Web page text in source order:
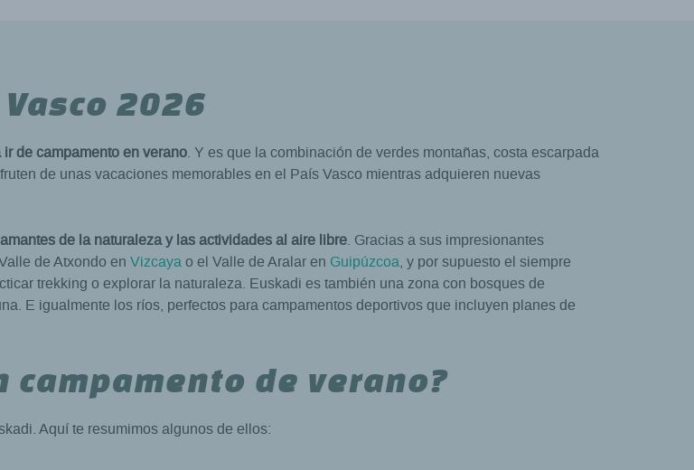
2026
de campamento en verano. Y es que la combinación de verdes montañas, costa escarpada
de unas vacaciones memorables en el País Vasco mientras adquieren nuevas
de la naturaleza y las actividades al aire libre. Gracias a sus impresionantes
de Atxondo en Vizcayao el Valle de Aralar en Guipúzcoa, y por supuesto el siempre
trekking o explorar la naturaleza. Euskadi es también una zona con bosques de
E igualmente los ríos, perfectos para campamentos deportivos que incluyen planes de
campamento de verano?
Aquí te resumimos algunos de ellos: